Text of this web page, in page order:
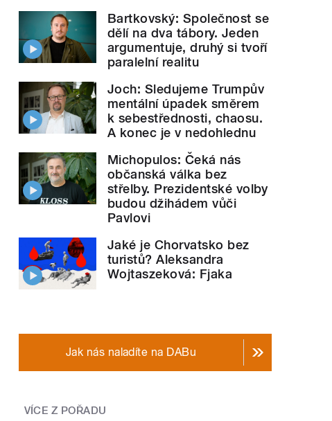
Bartkovský: Společnost se
dělí na dva tábory. Jeden
argumentuje, druhý si tvoří
paralelní realitu
Joch: Sledujeme Trumpův
mentální úpadek směrem
k sebestřednosti, chaosu.
A konec je v nedohlednu
Michopulos: Čeká nás
občanská válka bez
střelby. Prezidentské volby
budou džihádem vůči
Pavlovi
Jaké je Chorvatsko bez
turistů? Aleksandra
Wojtaszeková: Fjaka
Jak nás naladíte na DABu
VÍCE Z POŘADU